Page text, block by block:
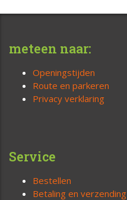
meteen naar:
Openingstijden
Route en parkeren
Privacy verklaring
Service
Bestellen
Betaling en verzending